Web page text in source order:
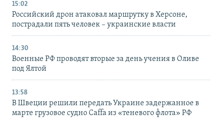
15:02
Российский дрон атаковал маршрутку в Херсоне,
пострадали пять человек – украинские власти
14:30
Военные РФ проводят вторые за день учения в Оливе
под Ялтой
13:58
В Швеции решили передать Украине задержанное в
марте грузовое судно Caffa из «теневого флота» РФ